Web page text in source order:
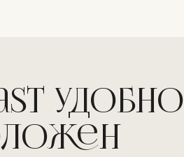
удобно